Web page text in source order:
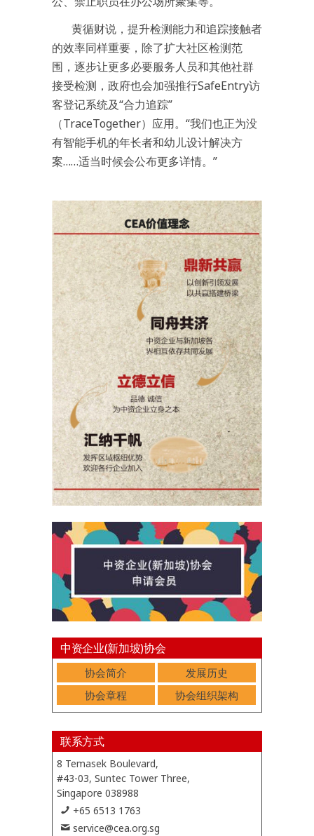
黄循财说，提升检测能力和追踪接触者
的效率同样重要，除了扩大社区检测范
围，逐步让更多必要服务人员和其他社群
接受检测，政府也会加强推行SafeEntry访
客登记系统及“合力追踪”
（TraceTogether）应用。“我们也正为没
有智能手机的年长者和幼儿设计解决方
案……适当时候会公布更多详情。”
中资企业(新加坡)协会
协会简介
发展历史
协会章程
协会组织架构
联系方式
8 Temasek Boulevard,
#43-03, Suntec Tower Three,
Singapore 038988
+65 6513 1763
service@cea.org.sg